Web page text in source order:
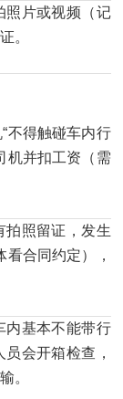
照片或视频（记
。
不得触碰车内行
机并扣工资（需
拍照留证，发生
看合同约定），
内基本不能带行
会开箱检查，
。